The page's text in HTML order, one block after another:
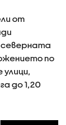
от
северната
по
улици,
до 1,20